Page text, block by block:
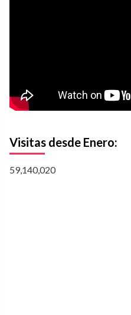
Visitas desde Enero:
59,140,020